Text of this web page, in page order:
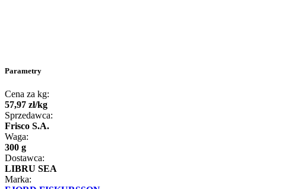
Parametry
Cena za kg:
57,97 zł/kg
Sprzedawca:
Frisco S.A.
Waga:
300 g
Dostawca:
LIBRU SEA
Marka: